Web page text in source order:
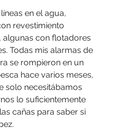
en el agua,
revestimiento
algunas con flotadores
Todas mis alarmas de
se rompieron en un
hace varios meses,
solo necesitábamos
lo suficientemente
cañas para saber si